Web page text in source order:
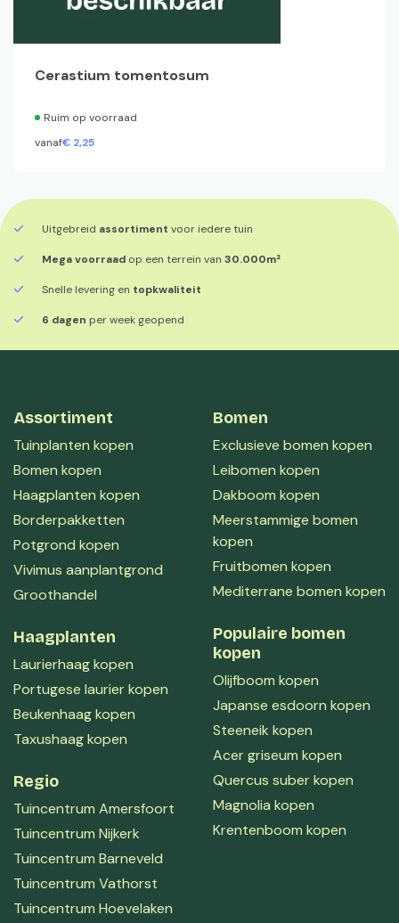
Cerastium tomentosum
Ruim op voorraad
vanaf€ 2,25
Uitgebreid assortiment voor iedere tuin
Mega voorraad op een terrein van 30.000m²
Snelle levering en topkwaliteit
6 dagen per week geopend
Assortiment
Tuinplanten kopen
Bomen kopen
Haagplanten kopen
Borderpakketten
Potgrond kopen
Vivimus aanplantgrond
Groothandel
Haagplanten
Laurierhaag kopen
Portugese laurier kopen
Beukenhaag kopen
Taxushaag kopen
Regio
Tuincentrum Amersfoort
Tuincentrum Nijkerk
Tuincentrum Barneveld
Tuincentrum Vathorst
Tuincentrum Hoevelaken
Bomen
Exclusieve bomen kopen
Leibomen kopen
Dakboom kopen
Meerstammige bomen
kopen
Fruitbomen kopen
Mediterrane bomen kopen
Populaire bomen
kopen
Olijfboom kopen
Japanse esdoorn kopen
Steeneik kopen
Acer griseum kopen
Quercus suber kopen
Magnolia kopen
Krentenboom kopen